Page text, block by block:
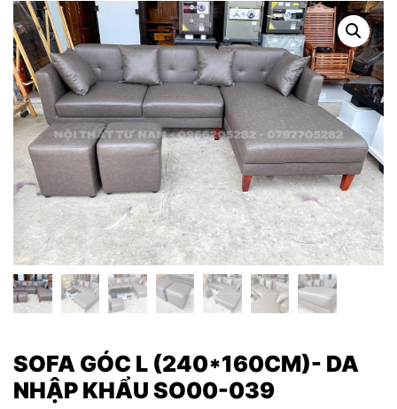
SOFA GÓC L (240*160CM)- DA
NHẬP KHẨU SO00-039